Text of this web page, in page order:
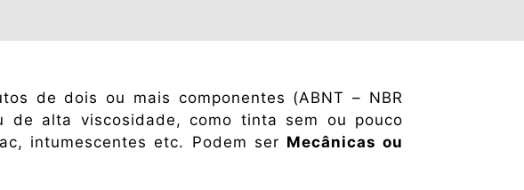
de dois ou mais componentes (ABNT – NBR
alta viscosidade, como tinta sem ou pouco
intumescentes etc. Podem ser Mecânicas ou